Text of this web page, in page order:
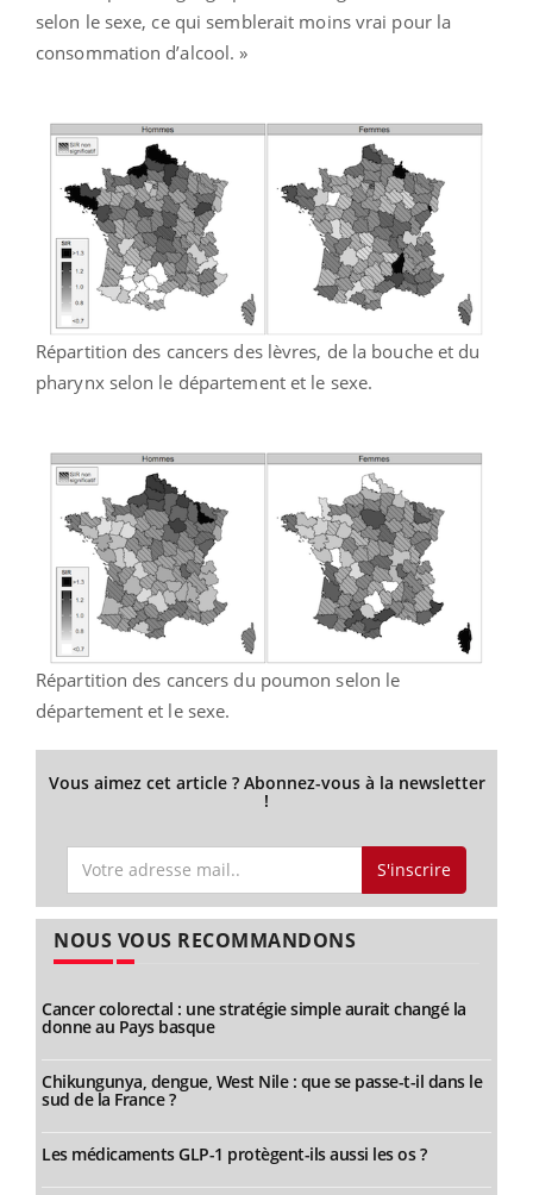
selon le sexe, ce qui semblerait moins vrai pour la
consommation d’alcool. »
Répartition des cancers des lèvres, de la bouche et du
pharynx selon le département et le sexe.
Répartition des cancers du poumon selon le
département et le sexe.
Vous aimez cet article ? Abonnez-vous à la newsletter
!
S'inscrire
NOUS VOUS RECOMMANDONS
Cancer colorectal : une stratégie simple aurait changé la
donne au Pays basque
Chikungunya, dengue, West Nile : que se passe-t-il dans le
sud de la France ?
Les médicaments GLP-1 protègent-ils aussi les os ?